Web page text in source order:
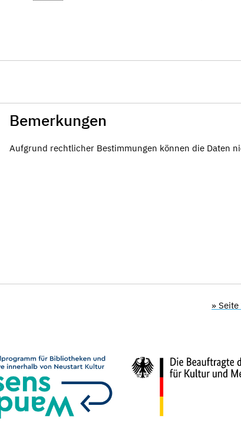
Bemerkungen
Aufgrund rechtlicher Bestimmungen können die Daten
»